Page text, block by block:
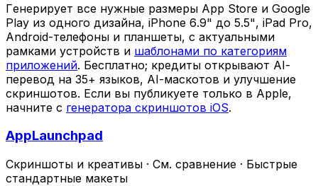
Генерирует все нужные размеры App Store и Google
Play из одного дизайна, iPhone 6.9" до 5.5", iPad Pro,
Android-телефоны и планшеты, с актуальными
рамками устройств и шаблонами по категориям
приложений. Бесплатно; кредиты открывают AI-
перевод на 35+ языков, AI-маскотов и улучшение
скриншотов. Если вы публикуете только в Apple,
начните с генератора скриншотов iOS.
AppLaunchpad
Скриншоты и креативы · См. сравнение · Быстрые
стандартные макеты